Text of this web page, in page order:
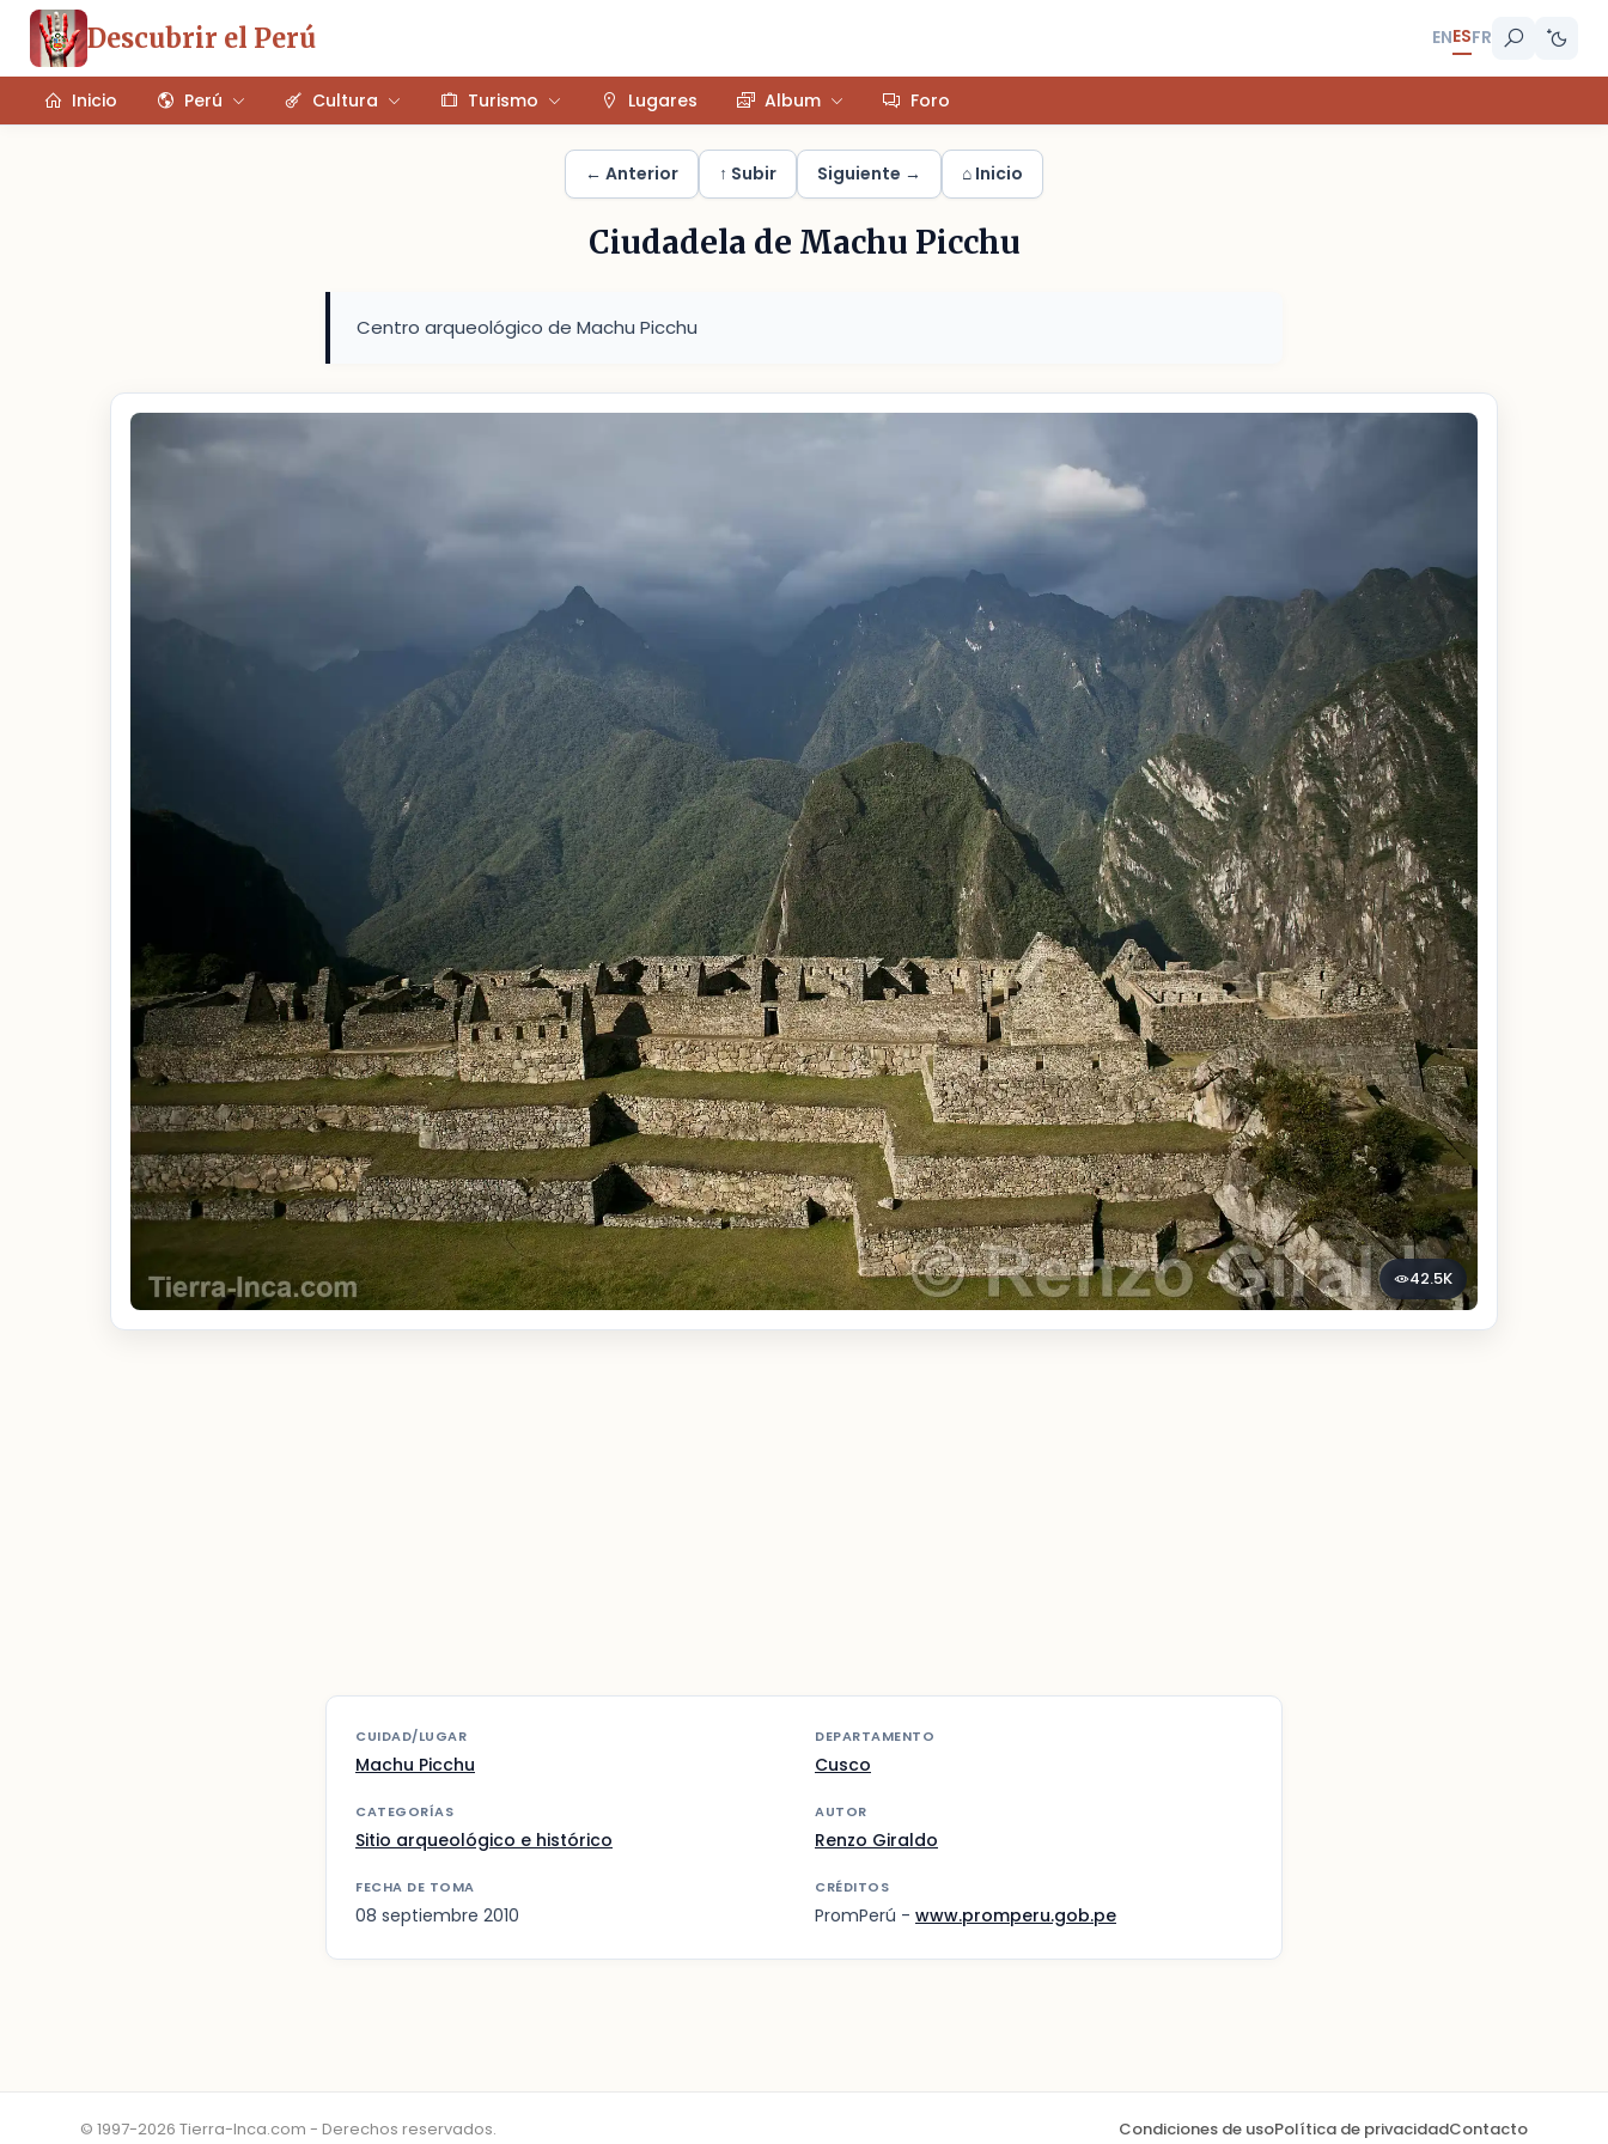
Descubrir el Perú ENESFR
Inicio Perú Cultura Turismo Lugares Album Foro
← Anterior ↑ Subir Siguiente → ⌂ Inicio
Ciudadela de Machu Picchu
Centro arqueológico de Machu Picchu
42.5K
CUIDAD/LUGAR
Machu Picchu
DEPARTAMENTO
Cusco
CATEGORÍAS
Sitio arqueológico e histórico
AUTOR
Renzo Giraldo
FECHA DE TOMA
08 septiembre 2010
CRÉDITOS
PromPerú - www.promperu.gob.pe
© 1997-2026 Tierra-Inca.com - Derechos reservados. Condiciones de usoPolítica de privacidadContacto